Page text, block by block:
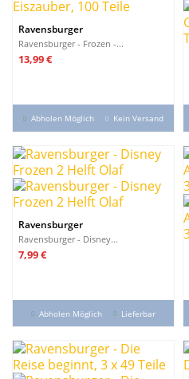
Ravensburger
Ravensburger - Frozen -...
Preis
13,99 €
Abholen Möglich Kein Versand
Ravensburger
Ravensburger - Disney...
Preis
7,99 €
Abholen Möglich Lieferbar